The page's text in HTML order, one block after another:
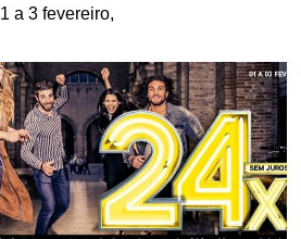
1 a 3 fevereiro,